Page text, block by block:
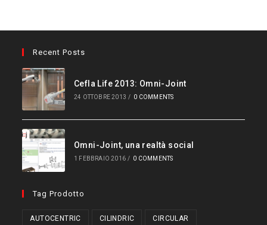
Recent Posts
Cefla Life 2013: Omni-Joint
24 OTTOBRE 2013 / 0 COMMENTS
Omni-Joint, una realtà social
1 FEBBRAIO 2016 / 0 COMMENTS
Tag Prodotto
AUTOCENTRIC CILINDRIC CIRCULAR